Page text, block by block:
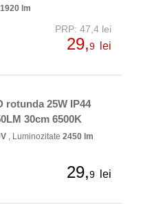
1920 lm
PRP: 47,4 lei
29,9 lei
rotunda 25W IP44
30cm 6500K
, Luminozitate 2450 lm
29,9 lei